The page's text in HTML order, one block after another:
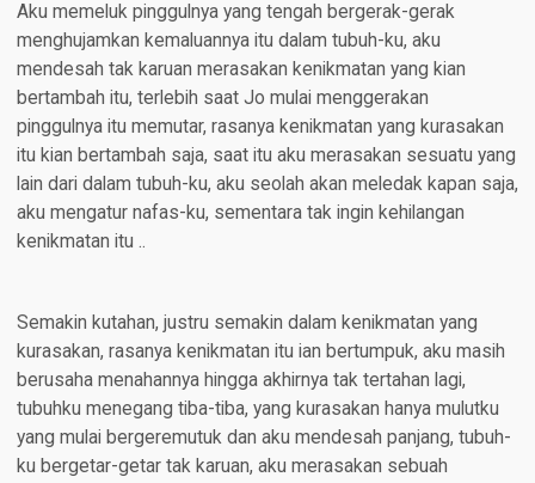
Aku memeluk pinggulnya yang tengah bergerak-gerak
menghujamkan kemaluannya itu dalam tubuh-ku, aku
mendesah tak karuan merasakan kenikmatan yang kian
bertambah itu, terlebih saat Jo mulai menggerakan
pinggulnya itu memutar, rasanya kenikmatan yang kurasakan
itu kian bertambah saja, saat itu aku merasakan sesuatu yang
lain dari dalam tubuh-ku, aku seolah akan meledak kapan saja,
aku mengatur nafas-ku, sementara tak ingin kehilangan
kenikmatan itu ..
Semakin kutahan, justru semakin dalam kenikmatan yang
kurasakan, rasanya kenikmatan itu ian bertumpuk, aku masih
berusaha menahannya hingga akhirnya tak tertahan lagi,
tubuhku menegang tiba-tiba, yang kurasakan hanya mulutku
yang mulai bergeremutuk dan aku mendesah panjang, tubuh-
ku bergetar-getar tak karuan, aku merasakan sebuah